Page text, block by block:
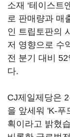
소재 ‘테이스트
로 판매량과 매
인 트립토판의
저 영향으로 수
전 분기 대비
다.
CJ제일제당은
을 앞세워 'K-푸
획이라고 밝혔